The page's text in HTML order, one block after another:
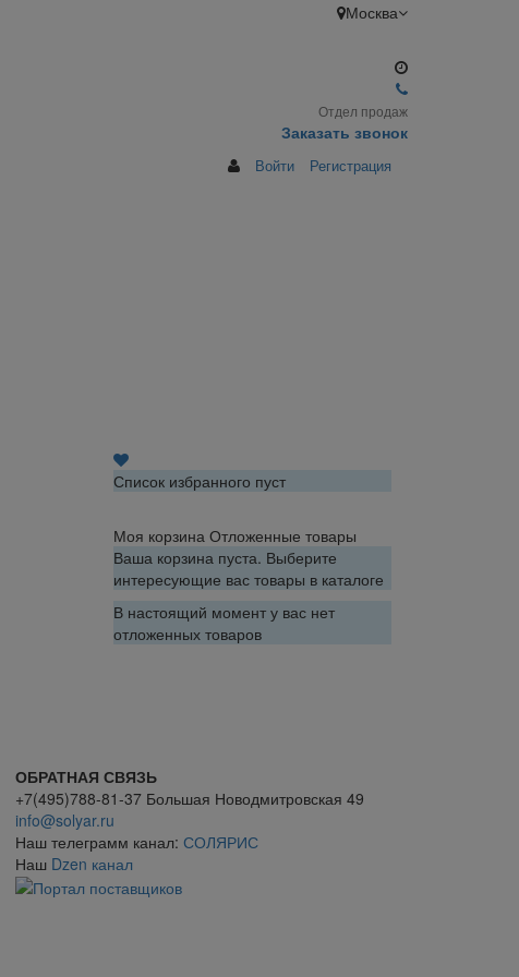
Москва
Отдел продаж
Заказать звонок
Войти Регистрация
Список избранного пуст
Моя корзина Отложенные товары
Ваша корзина пуста. Выберите
интересующие вас товары в каталоге
В настоящий момент у вас нет
отложенных товаров
ОБРАТНАЯ СВЯЗЬ
+7(495)788-81-37 Большая Новодмитровская 49
info@solyar.ru
Наш телеграмм канал: СОЛЯРИС
Наш Dzen канал